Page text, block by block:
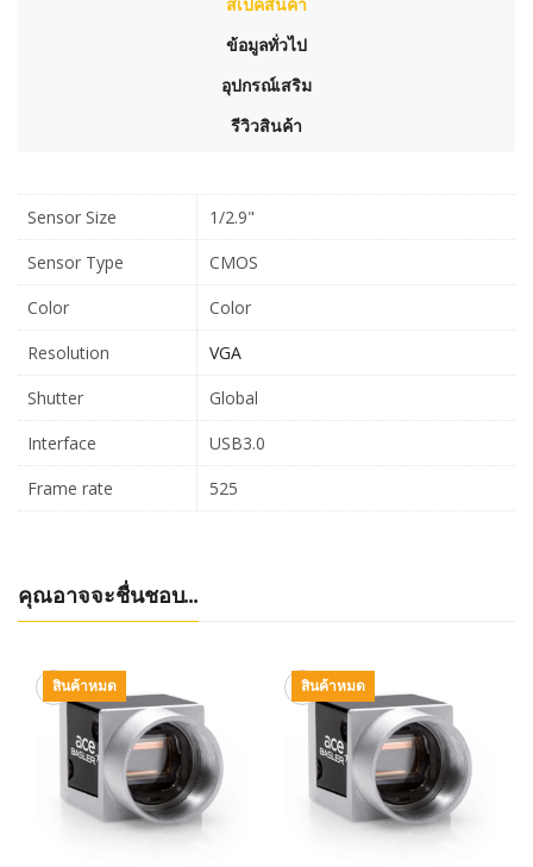
สเปคสินค้า
ข้อมูลทั่วไป
อุปกรณ์เสริม
รีวิวสินค้า
Sensor Size
1/2.9"
Sensor Type
CMOS
Color
Color
Resolution
VGA
Shutter
Global
Interface
USB3.0
Frame rate
525
คุณอาจจะชื่นชอบ…
สินค้าหมด สินค้าหมด